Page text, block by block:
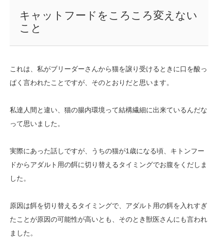
キャットフードをころころ変えない
こと
これは、私がブリーダーさんから猫を譲り受けるときに口を酸っ
ぱく言われたことですが、そのとおりだと思います。
私達人間と違い、猫の腸内環境って結構繊細に出来ているんだな
って思いました。
実際にあった話しですが、うちの猫が1歳になる頃、キトンフー
ドからアダルト用の餌に切り替えるタイミングでお腹をくだしま
した。
原因は餌を切り替えるタイミングで、アダルト用の餌を入れすぎ
たことが原因の可能性が高いとも、そのとき獣医さんにも言われ
ました。